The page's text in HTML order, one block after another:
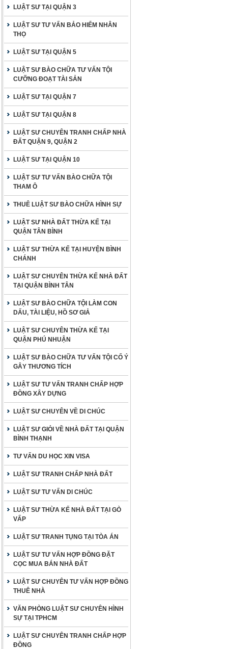
LUẬT SƯ TẠI QUẬN 3
LUẬT SƯ TƯ VẤN BẢO HIỂM NHÂN
THỌ
LUẬT SƯ TẠI QUẬN 5
LUẬT SƯ BÀO CHỮA TƯ VẤN TỘI
CƯỠNG ĐOẠT TÀI SẢN
LUẬT SƯ TẠI QUẬN 7
LUẬT SƯ TẠI QUẬN 8
LUẬT SƯ CHUYÊN TRANH CHẤP NHÀ
ĐẤT QUẬN 9, QUẬN 2
LUẬT SƯ TẠI QUẬN 10
LUẬT SƯ TƯ VẤN BÀO CHỮA TỘI
THAM Ô
THUÊ LUẬT SƯ BÀO CHỮA HÌNH SỰ
LUẬT SƯ NHÀ ĐẤT THỪA KẾ TẠI
QUẬN TÂN BÌNH
LUẬT SƯ THỪA KẾ TẠI HUYỆN BÌNH
CHÁNH
LUẬT SƯ CHUYÊN THỪA KẾ NHÀ ĐẤT
TẠI QUẬN BÌNH TÂN
LUẬT SƯ BÀO CHỮA TỘI LÀM CON
DẤU, TÀI LIỆU, HỒ SƠ GIẢ
LUẬT SƯ CHUYÊN THỪA KẾ TẠI
QUẬN PHÚ NHUẬN
LUẬT SƯ BÀO CHỮA TƯ VẤN TỘI CỐ Ý
GÂY THƯƠNG TÍCH
LUẬT SƯ TƯ VẤN TRANH CHẤP HỢP
ĐỒNG XÂY DỰNG
LUẬT SƯ CHUYÊN VỀ DI CHÚC
LUẬT SƯ GIỎI VỀ NHÀ ĐẤT TẠI QUẬN
BÌNH THẠNH
TƯ VẤN DU HỌC XIN VISA
LUẬT SƯ TRANH CHẤP NHÀ ĐẤT
LUẬT SƯ TƯ VẤN DI CHÚC
LUẬT SƯ THỪA KẾ NHÀ ĐẤT TẠI GÒ
VẤP
LUẬT SƯ TRANH TỤNG TẠI TÒA ÁN
LUẬT SƯ TƯ VẤN HỢP ĐỒNG ĐẶT
CỌC MUA BÁN NHÀ ĐẤT
LUẬT SƯ CHUYÊN TƯ VẤN HỢP ĐỒNG
THUÊ NHÀ
VĂN PHÒNG LUẬT SƯ CHUYÊN HÌNH
SỰ TẠI TPHCM
LUẬT SƯ CHUYÊN TRANH CHẤP HỢP
ĐỒNG